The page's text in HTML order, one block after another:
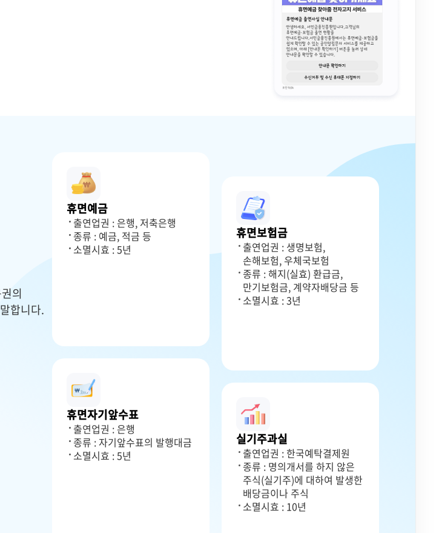
의
합니다.
휴면예금
출연업권 : 은행, 저축은행
종류 : 예금, 적금 등
소멸시효 : 5년
휴면보험금
출연업권 : 생명보험,
손해보험, 우체국보험
종류 : 해지(실효) 환급금,
만기보험금, 계약자배당금 등
소멸시효 : 3년
휴면자기앞수표
출연업권 : 은행
종류 : 자기앞수표의 발행대금
소멸시효 : 5년
실기주과실
출연업권 : 한국예탁결제원
종류 : 명의개서를 하지 않은
주식(실기주)에 대하여 발생한
배당금이나 주식
소멸시효 : 10년